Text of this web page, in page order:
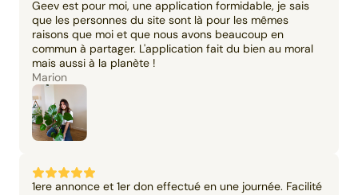
Geev est pour moi, une application formidable, je sais
que les personnes du site sont là pour les mêmes
raisons que moi et que nous avons beaucoup en
commun à partager. L'application fait du bien au moral
mais aussi à la planète !
Marion
1ere annonce et 1er don effectué en une journée. Facilité